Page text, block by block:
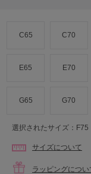
C65 C70
E65 E70
G65 G70
選択されたサイズ：F75
サイズについて
ラッピングについ